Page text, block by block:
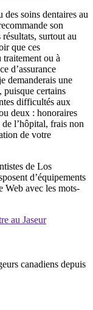
soins dentaires au
son
surtout au
que ces
traitement ou à
d’assurance
demanderais une
puisque certains
difficultés aux
deux : honoraires
l’hôpital, frais non
de votre
de Los
d’équipements
Web avec les mots-
au Jaseur
canadiens depuis